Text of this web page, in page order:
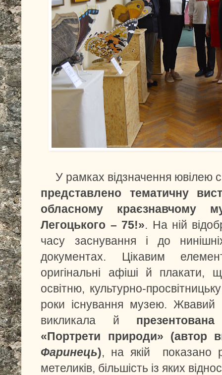
У рамках відзначення ювілею
представлено тематичну
обласному краєзнавчому
Легоцького – 75!». На ній
часу заснування і до
документах. Цікавим
оригінальні афіші й плакати,
освітню, культурно-
роки існування музею. Жвавий
викликала й
«Портрети природи» (автор
Фаринець), на якій показано
метеликів, більшість із яких